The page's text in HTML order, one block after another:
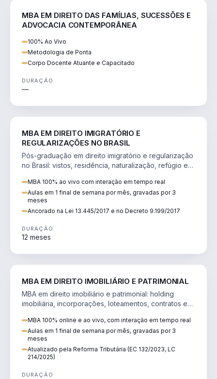
MBA EM DIREITO DAS FAMÍLIAS, SUCESSÕES E
ADVOCACIA CONTEMPORÂNEA
100% Ao Vivo
Metodologia de Ponta
Corpo Docente Atuante e Capacitado
DURAÇÃO
—
MBA EM DIREITO IMIGRATÓRIO E
REGULARIZAÇÕES NO BRASIL
Pós-graduação em direito imigratório e regularização
no Brasil: vistos, residência, naturalização, refúgio e
MBA 100% ao vivo com interação em tempo real
Aulas em 1 final de semana por mês, gravadas por 3
meses
Ancorado na Lei 13.445/2017 e no Decreto 9.199/2017
DURAÇÃO
12 meses
MBA EM DIREITO IMOBILIÁRIO E PATRIMONIAL
MBA em direito imobiliário e patrimonial: holding
imobiliária, incorporações, loteamentos, contratos e
MBA 100% online e ao vivo, com interação em tempo real
Aulas em 1 final de semana por mês, gravadas por 3
meses
Atualizado pela Reforma Tributária (EC 132/2023, LC
214/2025)
DURAÇÃO